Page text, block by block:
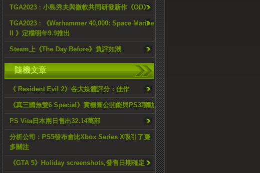
TGA2023 : 小島秀夫與微軟共同研發新作《OD》
TGA2023 : 《Warhammer 40,000: Space Marine
II 》定檔明年9.9推出
Steam上《The Day Before》負評如潮
隨機文章
《 Resident Evil 2》各大媒體評分：佳作
《真三國無雙6 Special》實機圖公開能與PS3聯動
PS Vita日本兩日售出32.14萬部
分析公司：PS5發布會比Xbox Series X吸引了更
多關注
《GTA 5》Holiday screenshots,發售日期確定